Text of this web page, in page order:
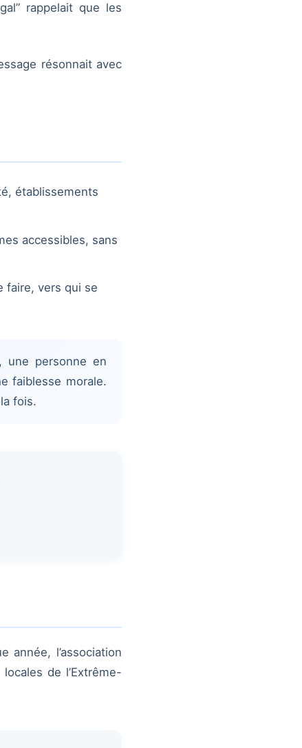
rappelait que les
résonnait avec
établissements
accessibles, sans
faire, vers qui se
une personne en
faiblesse morale.
fois.
année, l’association
de l’Extrême-